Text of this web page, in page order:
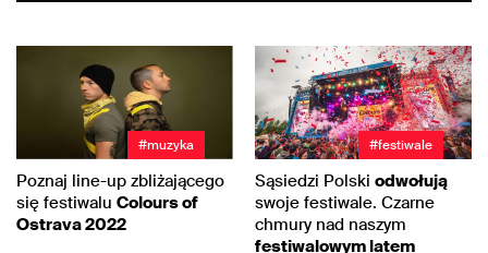
#muzyka
Poznaj line-up zbliżającego
się festiwalu Colours of
Ostrava 2022
#festiwale
Sąsiedzi Polski odwołują
swoje festiwale. Czarne
chmury nad naszym
festiwalowym latem